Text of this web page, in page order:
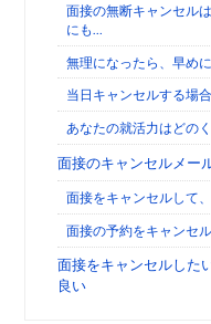
面接の無断キャンセル
にも…
無理になったら、早め
当日キャンセルする場
あなたの就活力はどの
面接のキャンセルメー
面接をキャンセルして
面接の予約をキャンセ
面接をキャンセルした
良い